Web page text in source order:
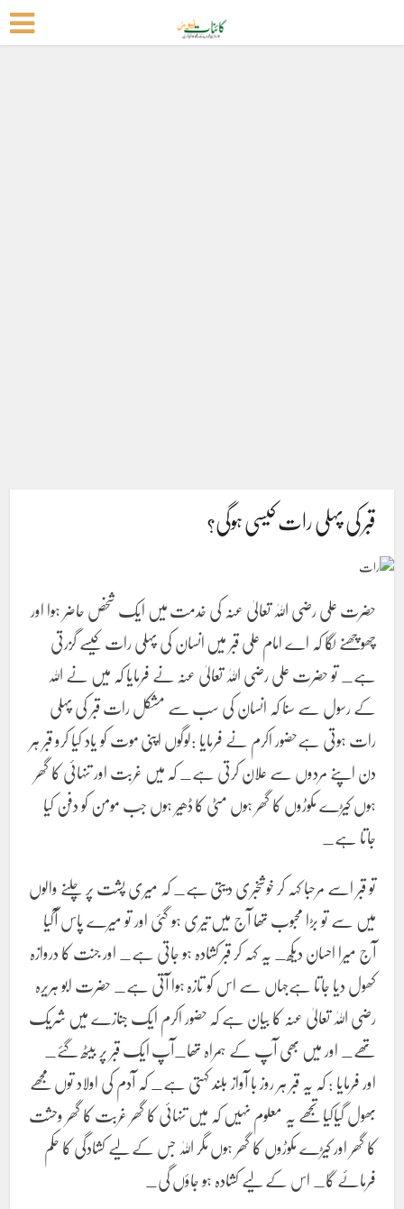
قبر کی پہلی رات کیسی ہوگی؟
حضرت علی رضی اللہٰ تعالیٰ عنہ کی خدمت میں ایک شخص حاضر ہوا اور
چھوچھنے لگا کہ اے امام علی قبر میں انسان کی پہلی رات کیسے گزرتی
ہے_ تو حضرت علی رضی اللہٰ تعالیٰ عنہ نے فرمایا کہ میں نے اللہ
کے رسول سے سنا کہ انسان کی سب سے مشکل رات قبر کی پہلی
رات ہوتی ہےحضور اکرم نے فرمایا :لوگوں اپنی موت کو یاد کیا کرو قبر ہر
دن اپنے مردوں سے علان کرتی ہے_ کہ میں غربت اور تنہائی کا گھر
ہوں کیڑے مکوڑوں کا گھر ہوں مٹی کا ڈھیر ہوں جب مومن کو دفن کیا
جاتا ہے_
تو قبر اسے مرحبا کہہ کر خوشخبری دیتی ہے_ کہ میری پشت پر چلنے والوں
میں سے تو بڑا محبوب تھا آج میں تیری ہو گئی اور تو میرے پاس آگیا
آج میرا احسان دیکھ_ یہ کہہ کر قبر کشادہ ہو جاتی ہے_ اور جنت کا دروازہ
کھول دیا جاتا ہےجہاں سے اس کو تازہ ہوا آتی ہے_ حضرت ابو ہریرہ
رضی اللہٰ تعالیٰ عنہ کا بیان ہے کہ حضور اکرم ایک جنازے میں شریک
تھے_ اور میں بھی آپ کے ہمراہ تھا_آپ ایک قبر پر بیٹھ گئے_
اور فرمایا : کہ یہ قبر ہر روز با آواز بلند کہتی ہے_ کہ آدم کی اولاد توں مجھے
بھول گیاکیا تجھے یہ معلوم نہیں کہ میں تنہائی کا گھر غربت کا گھر وحشت
کا گھر اور کیڑے مکوڑوں کا گھر ہوں مگر اللہٰ جس کے لیے کشادگی کا حکم
فرمائے گا_ اس کے لیے کشادہ ہو جاؤں گی_